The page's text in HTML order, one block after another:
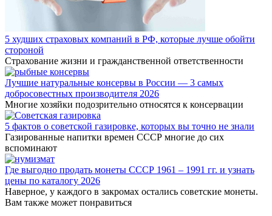
5 худших страховых компаний в РФ, которые лучше обойти
стороной
Страхование жизни и гражданственной ответственности
Лучшие натуральные консервы в России — 3 самых
добросовестных производителя 2026
Многие хозяйки подозрительно относятся к консервации
5 фактов о советской газировке, которых вы точно не знали
Газированные напитки времен СССР многие до сих
вспоминают
Где выгодно продать монеты СССР 1961 – 1991 гг. и узнать
цены по каталогу 2026
Наверное, у каждого в закромах остались советские монеты.
Вам также может понравиться